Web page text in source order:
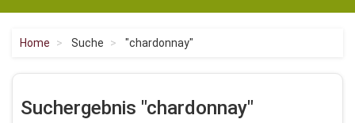
Home Suche "chardonnay"
Suchergebnis "chardonnay"